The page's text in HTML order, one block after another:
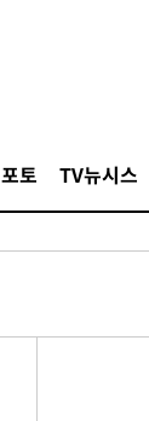
포토 TV뉴시스